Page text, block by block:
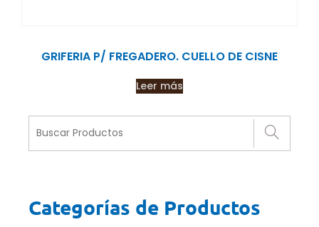
GRIFERIA P/ FREGADERO. CUELLO DE CISNE
Leer más
Categorías de Productos